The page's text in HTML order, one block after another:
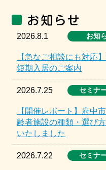
2026.8.1 お知
【急なご相談にも対応
短期入居のご案内
2026.7.25 セミナ
【開催レポート】府中
齢者施設の種類・選び
いたしました
2026.7.22 セミナ